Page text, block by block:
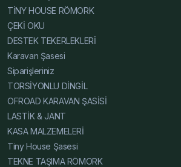
Şase İnce, Yüksek Şase İnce, Hafif
Karşılaştırma, Karavan Şasesi
Şasesi Karşılaştırma, Alçak Şase
Şase Karşılaştırma, Hafif Çelik
Karavan Şasesi Blog, Tiny House
Şase Blog, Yüksek Şase Blog, Hafif
Fiyatları 2025, Karavan Şasesi
House Şasesi Fiyatları 2025, Alçak
Yüksek Şase Fiyatları 2025, Hafif
Uygun Fiyat, Karavan Şasesi Uygun
Şasesi Uygun Fiyat, Alçak Şase
TİNY HOUSE RÖMORK
ÇEKİ OKU
DESTEK TEKERLEKLERİ
Karavan Şasesi
Siparişleriniz
TORSİYONLU DİNGİL
OFROAD KARAVAN ŞASİSİ
LASTİK & JANT
KASA MALZEMELERİ
Tiny House Şasesi
TEKNE TAŞIMA RÖMORK